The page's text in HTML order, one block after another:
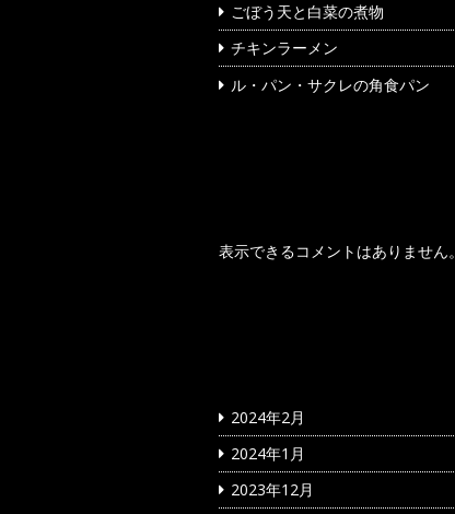
ごぼう天と白菜の煮物
チキンラーメン
ル・パン・サクレの角食パン
表示できるコメントはありません。
2024年2月
2024年1月
2023年12月